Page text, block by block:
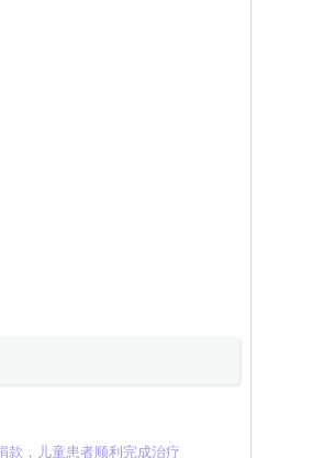
款，儿童患者顺利完成治疗